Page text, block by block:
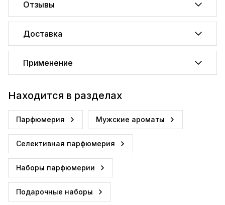
Отзывы
Доставка
Применение
Находится в разделах
Парфюмерия Мужские ароматы
Селективная парфюмерия
Наборы парфюмерии
Подарочные наборы